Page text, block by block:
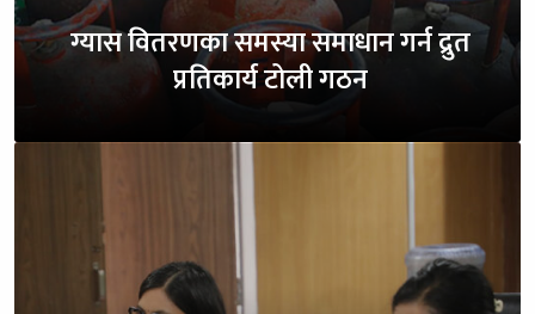
ग्यास वितरणका समस्या समाधान गर्न द्रुत
प्रतिकार्य टोली गठन